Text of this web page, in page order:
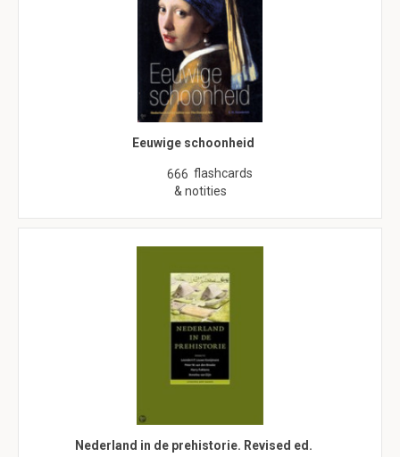
Eeuwige schoonheid
666 flashcards
& notities
Nederland in de prehistorie. Revised ed.